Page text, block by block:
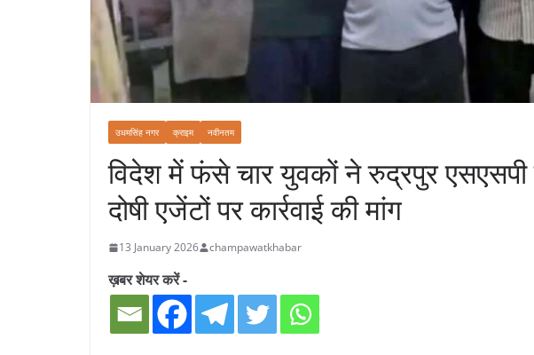
उधमसिंह नगर क्राइम नवीनतम
विदेश में फंसे चार युवकों ने रुद्रपुर एसएसपी
दोषी एजेंटों पर कार्रवाई की मांग
13 January 2026 champawatkhabar
ख़बर शेयर करें -